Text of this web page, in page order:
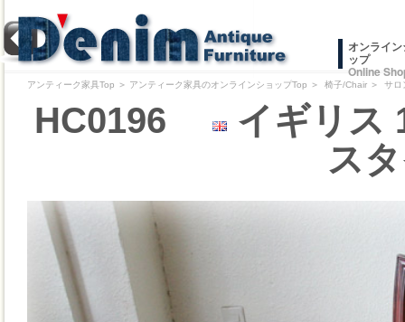
オンライ
ップ
Online
アンティーク家具Top ＞ アンティーク家具のオンラインショップTop ＞ 椅子/Chair ＞ サロ
HC0196
イギリス
ス